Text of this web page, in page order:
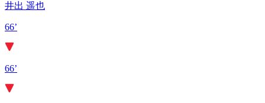
井出 遥也
66’
66’